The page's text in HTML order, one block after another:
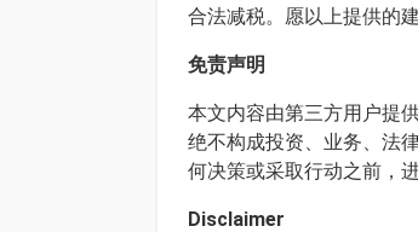
合法减税。愿以上提供的
免责声明
本文内容由第三方用户提
绝不构成投资、业务、法
何决策或采取行动之前，
Disclaimer